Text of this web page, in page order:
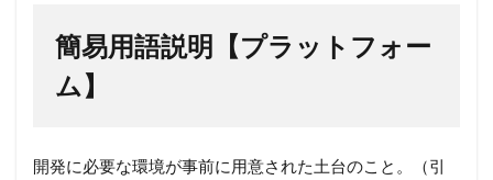
【プ
ラッ
トフ
簡易用語説明【プラットフォー
ム】
開発に必要な環境が事前に用意された土台のこと。（引